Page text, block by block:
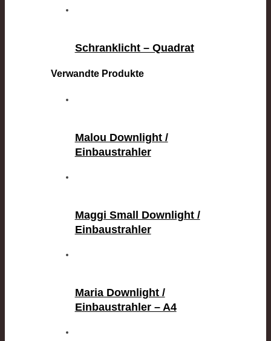
Schranklicht – Quadrat
Verwandte Produkte
Malou Downlight /
Einbaustrahler
Maggi Small Downlight /
Einbaustrahler
Maria Downlight /
Einbaustrahler – A4